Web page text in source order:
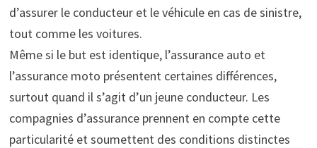
d’assurer le conducteur et le véhicule en cas de sinistre,
tout comme les voitures.
Même si le but est identique, l’assurance auto et
l’assurance moto présentent certaines différences,
surtout quand il s’agit d’un jeune conducteur. Les
compagnies d’assurance prennent en compte cette
particularité et soumettent des conditions distinctes